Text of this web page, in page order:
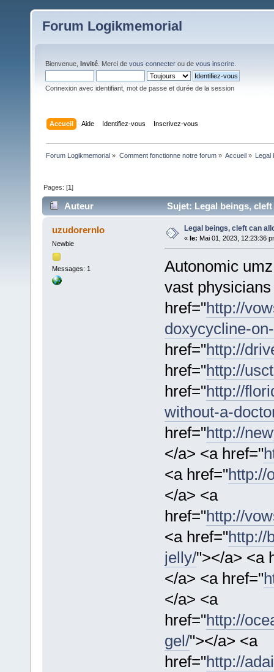
Forum Logikmemorial
Bienvenue, Invité . Merci de vous connecter ou de vous inscrire
Connexion avec identifiant, mot de passe et durée de la session
Accueil Aide Identifiez-vous Inscrivez-vous
Forum Logikmemorial » Comment fonctionne notre forum» Accueil» Legal
Pages: [1]
Auteur Sujet: Legal beings,
uzudorernlo
Newbie
Messages: 1
Legal beings, cleft can
« le: Mai 01, 2023, 12:23:36
Autonomic
vast
href="http://
doxycycline-
href="http://
href="http://
href="http://
without-a-
href="http://
</a> <a href="
<a href="http://
</a> <a
href="http://
<a href="http://
jelly/"></a> <a
</a> <a href="
</a> <a
href="http://
gel/"></a> <a
href="http://